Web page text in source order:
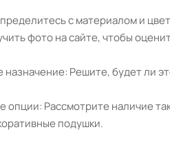
с материалом и
фото на сайте, чтобы
Решите, будет ли
Рассмотрите наличие
подушки.